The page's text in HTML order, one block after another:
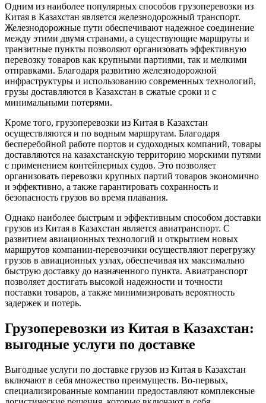
Одним из наиболее популярных способов грузоперевозки из
Китая в Казахстан является железнодорожный транспорт.
Железнодорожные пути обеспечивают надежное соединение
между этими двумя странами, а существующие маршруты и
транзитные пункты позволяют организовать эффективную
перевозку товаров как крупными партиями, так и мелкими
отправками. Благодаря развитию железнодорожной
инфраструктуры и использованию современных технологий,
грузы доставляются в Казахстан в сжатые сроки и с
минимальными потерями.
Кроме того, грузоперевозки из Китая в Казахстан
осуществляются и по водным маршрутам. Благодаря
бесперебойной работе портов и судоходных компаний, товары
доставляются на казахстанскую территорию морскими путями
с применением контейнерных судов. Это позволяет
организовать перевозки крупных партий товаров экономично
и эффективно, а также гарантировать сохранность и
безопасность грузов во время плавания.
Однако наиболее быстрым и эффективным способом доставки
грузов из Китая в Казахстан является авиатранспорт. С
развитием авиационных технологий и открытием новых
маршрутов компании-перевозчики осуществляют перегрузку
грузов в авиационных узлах, обеспечивая их максимально
быструю доставку до назначенного пункта. Авиатранспорт
позволяет достигать высокой надежности и точности
поставки товаров, а также минимизировать вероятность
задержек и потерь.
Грузоперевозки из Китая в Казахстан:
выгодные услуги по доставке
Выгодные услуги по доставке грузов из Китая в Казахстан
включают в себя множество преимуществ. Во-первых,
специализированные компании предоставляют комплексные